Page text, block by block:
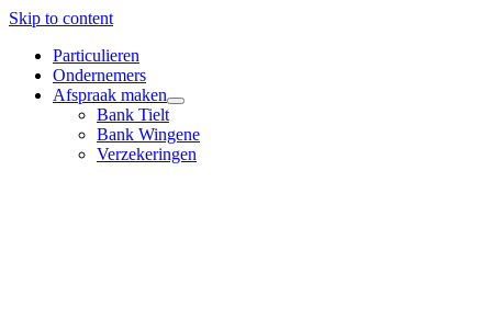
Skip to content
Particulieren
Ondernemers
Afspraak maken
Bank Tielt
Bank Wingene
Verzekeringen